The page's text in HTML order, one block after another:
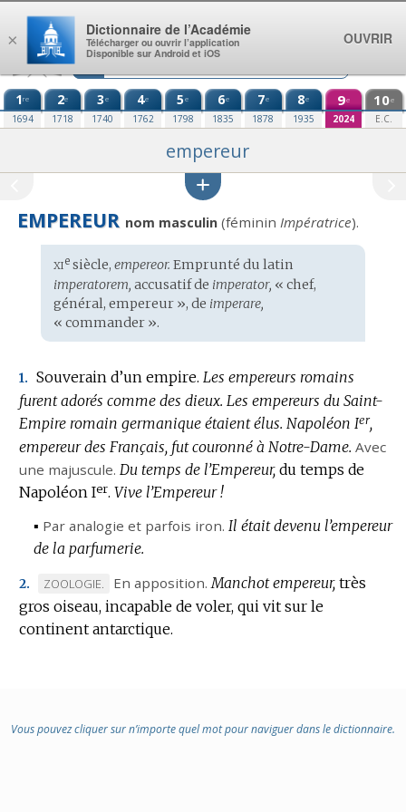
Aller au contenu
1re
1694
2e
1718
3e
1740
4e
1762
5e
1798
6e
1835
7e
1878
8e
1935
9e
2024
10e
E.C.
empereur
EMPEREUR nom masculin (féminin Impératrice).
Étymologie
:
xiesiècle, empereor. Emprunté du latin
imperatorem, accusatif de imperator, « chef,
général, empereur », de imperare,
« commander ».
1. Souverain d’un empire. Les empereurs romains
furent adorés comme des dieux. Les empereurs du Saint-
Empire romain germanique étaient élus. Napoléon Ier,
empereur des Français, fut couronné à Notre-Dame. Avec
une majuscule. Du temps de l’Empereur, du temps de
Napoléon Ier. Vive l’Empereur !
▪ Par analogie et parfois iron. Il était devenu l’empereur
de la parfumerie.
2.
MARQUE
DE
DOMAINE
ZOOLOGIE. En apposition. Manchot empereur, très
gros oiseau, incapable de voler, qui vit sur le
continent antarctique.
Vous pouvez cliquer sur n’importe quel mot pour naviguer dans le dictionnaire.
×
Dictionnaire de l’Académie
Télécharger ou ouvrir l’application
Disponible sur Android et iOS
OUVRIR